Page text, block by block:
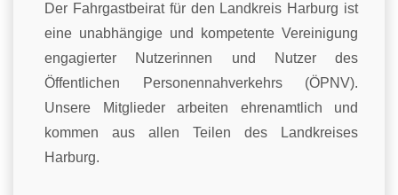
Der Fahrgastbeirat für den Landkreis Harburg ist
eine unabhängige und kompetente Vereinigung
engagierter Nutzerinnen und Nutzer des
Öffentlichen Personennahverkehrs (ÖPNV).
Unsere Mitglieder arbeiten ehrenamtlich und
kommen aus allen Teilen des Landkreises
Harburg.